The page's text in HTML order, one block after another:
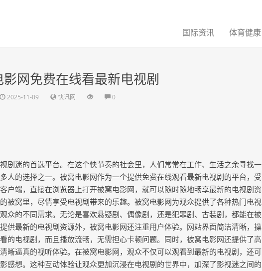
国际资讯 体育健康
影网免费在线看最新电视剧
2025-11-09 快讯网 0
剧迷的首选平台。在这个快节奏的社会里，人们常常在工作、生活之余寻找一
人的选择之一。被窝电影网作为一个提供免费在线观看最新电视剧的平台，受
户端，直接在浏览器上打开被窝电影网，就可以随时随地畅享最新的电视剧资
被窝里，尽情享受电视剧带来的乐趣。被窝电影网为观众提供了各种热门电视
众的不同需求。无论是喜欢悬疑剧、偶像剧，还是犯罪剧、古装剧，都能在被
供最新的电视剧资源外，被窝电影网还注重用户体验。网站界面简洁清晰，操
的电视剧，而且播放流畅，无需担心卡顿问题。同时，被窝电影网还提供了高
晰逼真的视听体验。在被窝电影网，观众不仅可以观看到最新的电视剧，还可
感想。这种互动体验让观众更加沉浸在电视剧的世界中，加深了影视迷之间的